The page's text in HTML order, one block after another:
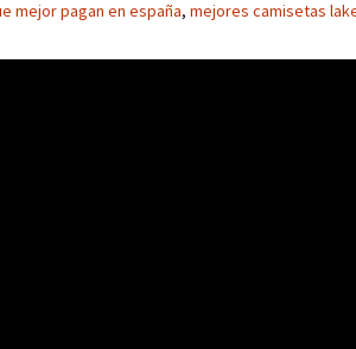
mejor pagan en españa, mejores camisetas